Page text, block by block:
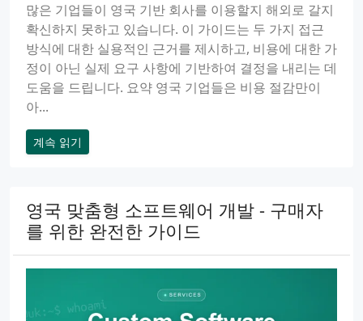
많은 기업들이 영국 기반 회사를 이용할지 해외로 갈지
확신하지 못하고 있습니다. 이 가이드는 두 가지 접근
방식에 대한 실용적인 근거를 제시하고, 비용에 대한 가
정이 아닌 실제 요구 사항에 기반하여 결정을 내리는 데
도움을 드립니다. 요약 영국 기업들은 비용 절감만이
아...
계속 읽기
영국 맞춤형 소프트웨어 개발 - 구매자
를 위한 완전한 가이드